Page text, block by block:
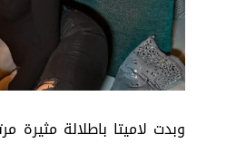
وبدت لاميتا باطلالة